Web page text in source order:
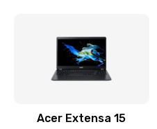
Замена
Acer Extensa 15